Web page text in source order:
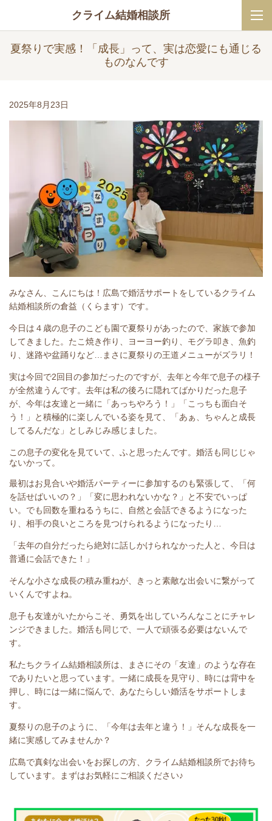
クライム結婚相談所
夏祭りで実感！「成長」って、実は恋愛にも通じる
ものなんです
2025年8月23日
みなさん、こんにちは！広島で婚活サポートをしているクライム
結婚相談所の倉益（くらます）です。
今日は４歳の息子のこども園で夏祭りがあったので、家族で参加
してきました。たこ焼き作り、ヨーヨー釣り、モグラ叩き、魚釣
り、迷路や盆踊りなど…まさに夏祭りの王道メニューがズラリ！
実は今回で2回目の参加だったのですが、去年と今年で息子の様子
が全然違うんです。去年は私の後ろに隠れてばかりだった息子
が、今年は友達と一緒に「あっちやろう！」「こっちも面白そ
う！」と積極的に楽しんでいる姿を見て、「あぁ、ちゃんと成長
してるんだな」としみじみ感じました。
この息子の変化を見ていて、ふと思ったんです。婚活も同じじゃ
ないかって。
最初はお見合いや婚活パーティーに参加するのも緊張して、「何
を話せばいいの？」「変に思われないかな？」と不安でいっぱ
い。でも回数を重ねるうちに、自然と会話できるようになった
り、相手の良いところを見つけられるようになったり…
「去年の自分だったら絶対に話しかけられなかった人と、今日は
普通に会話できた！」
そんな小さな成長の積み重ねが、きっと素敵な出会いに繋がって
いくんですよね。
息子も友達がいたからこそ、勇気を出していろんなことにチャレ
ンジできました。婚活も同じで、一人で頑張る必要はないんで
す。
私たちクライム結婚相談所は、まさにその「友達」のような存在
でありたいと思っています。一緒に成長を見守り、時には背中を
押し、時には一緒に悩んで、あなたらしい婚活をサポートしま
す。
夏祭りの息子のように、「今年は去年と違う！」そんな成長を一
緒に実感してみませんか？
広島で真剣な出会いをお探しの方、クライム結婚相談所でお待ち
しています。まずはお気軽にご相談ください♪